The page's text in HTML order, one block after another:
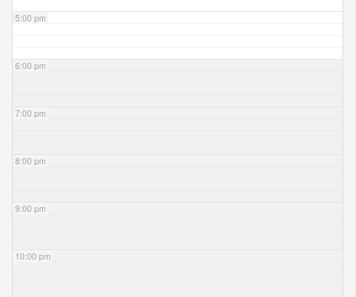
5:00 pm
6:00 pm
7:00 pm
8:00 pm
9:00 pm
10:00 pm